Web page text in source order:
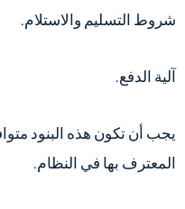
شروط التسليم والاستلام.
آلية الدفع.
يجب أن تكون هذه البنود
المعترف بها في النظام.